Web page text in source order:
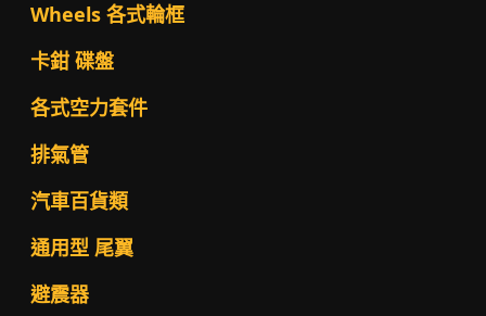
Wheels 各式輪框
卡鉗 碟盤
各式空力套件
排氣管
汽車百貨類
通用型 尾翼
避震器